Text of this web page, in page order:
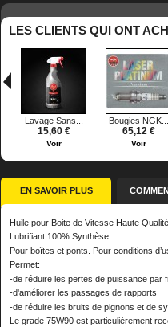
LES CLIENTS QUI ONT
Lavage Sans...
15,60 €
Voir
Bougies NGK...
65,12 €
Voir
EN SAVOIR PLUS
Huile pour Boite de Vitesse Haute Qualité
Lubrifiant 100% Synthèse.
Pour boîtes et ponts. Pour conditions
Permet:
-de réduire les pertes de puissance par
-d'améliorer les passages de rapports
-de réduire les bruits de pignons et de
Le grade 75W90 est particulièrement